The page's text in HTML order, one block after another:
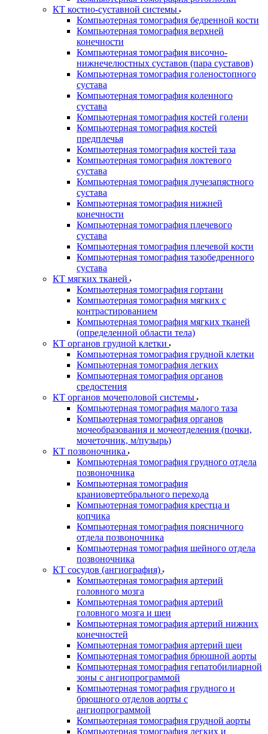
КТ костно-суставной системы
Компьютерная томография бедренной кости
Компьютерная томография верхней
конечности
Компьютерная томография височно-
нижнечелюстных суставов (пара суставов)
Компьютерная томография голеностопного
сустава
Компьютерная томография коленного
сустава
Компьютерная томография костей голени
Компьютерная томография костей
предплечья
Компьютерная томография костей таза
Компьютерная томография локтевого
сустава
Компьютерная томография лучезапястного
сустава
Компьютерная томография нижней
конечности
Компьютерная томография плечевого
сустава
Компьютерная томография плечевой кости
Компьютерная томография тазобедренного
сустава
КТ мягких тканей
Компьютерная томография гортани
Компьютерная томография мягких с
контрастированием
Компьютерная томография мягких тканей
(определенной области тела)
КТ органов грудной клетки
Компьютерная томография грудной клетки
Компьютерная томография легких
Компьютерная томография органов
средостения
КТ органов мочеполовой системы
Компьютерная томография малого таза
Компьютерная томография органов
мочеобразования и мочеотделения (почки,
мочеточник, м/пузырь)
КТ позвоночника
Компьютерная томография грудного отдела
позвоночника
Компьютерная томография
краниовертебрального перехода
Компьютерная томография крестца и
копчика
Компьютерная томография поясничного
отдела позвоночника
Компьютерная томография шейного отдела
позвоночника
КТ сосудов (ангиография)
Компьютерная томография артерий
головного мозга
Компьютерная томография артерий
головного мозга и шеи
Компьютерная томография артерий нижних
конечностей
Компьютерная томография артерий шеи
Компьютерная томография брюшной аорты
Компьютерная томография гепатобилиарной
зоны с ангиопрограммой
Компьютерная томография грудного и
брюшного отделов аорты с
ангиопрограммой
Компьютерная томография грудной аорты
Компьютерная томография легких и